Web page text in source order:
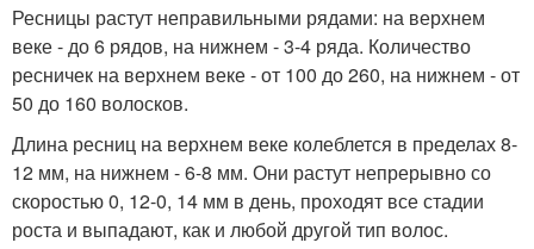
Ресницы растут неправильными рядами: на верхнем
веке - до 6 рядов, на нижнем - 3-4 ряда. Количество
ресничек на верхнем веке - от 100 до 260, на нижнем - от
50 до 160 волосков.
Длина ресниц на верхнем веке колеблется в пределах 8-
12 мм, на нижнем - 6-8 мм. Они растут непрерывно со
скоростью 0, 12-0, 14 мм в день, проходят все стадии
роста и выпадают, как и любой другой тип волос.